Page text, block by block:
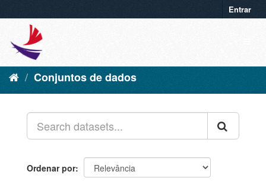
Entrar
Conjuntos de dados
Ordenar por